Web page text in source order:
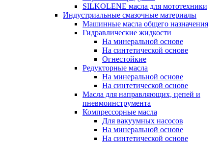
SILKOLENE масла для мототехники
Индустриальные смазочные материалы
Машинные масла общего назначения
Гидравлические жидкости
На минеральной основе
На синтетической основе
Огнестойкие
Редукторные масла
На минеральной основе
На синтетической основе
Масла для направляющих, цепей и
пневмоинструмента
Компрессорные масла
Для вакуумных насосов
На минеральной основе
На синтетической основе